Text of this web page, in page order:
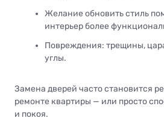
Желание обновить стиль
интерьер более
Повреждения: трещины,
углы.
Замена дверей часто становится
ремонте квартиры — или просто
и покоя.